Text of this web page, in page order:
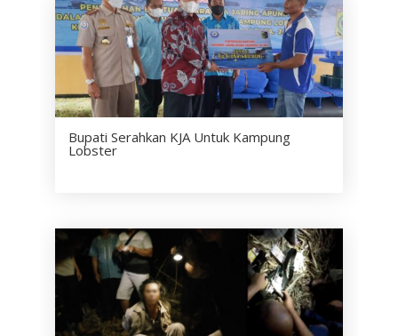
Bupati Serahkan KJA Untuk Kampung
Lobster